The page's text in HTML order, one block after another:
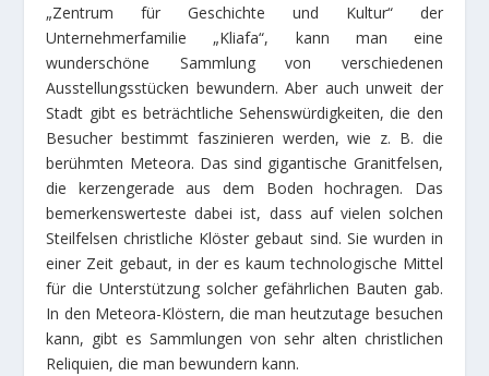
„Zentrum für Geschichte und Kultur“ der
Unternehmerfamilie „Kliafa“, kann man eine
wunderschöne Sammlung von verschiedenen
Ausstellungsstücken bewundern. Aber auch unweit der
Stadt gibt es beträchtliche Sehenswürdigkeiten, die den
Besucher bestimmt faszinieren werden, wie z. B. die
berühmten Meteora. Das sind gigantische Granitfelsen,
die kerzengerade aus dem Boden hochragen. Das
bemerkenswerteste dabei ist, dass auf vielen solchen
Steilfelsen christliche Klöster gebaut sind. Sie wurden in
einer Zeit gebaut, in der es kaum technologische Mittel
für die Unterstützung solcher gefährlichen Bauten gab.
In den Meteora-Klöstern, die man heutzutage besuchen
kann, gibt es Sammlungen von sehr alten christlichen
Reliquien, die man bewundern kann.